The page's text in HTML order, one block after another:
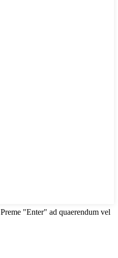
Preme "Enter" ad quaerendum vel